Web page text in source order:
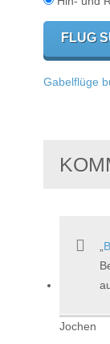
Gabelflüge
Jochen